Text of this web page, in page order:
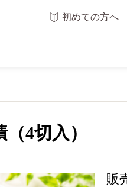
初めての方へ
4切入）
販